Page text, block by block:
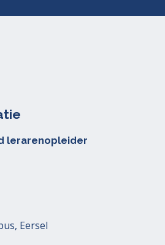
lerarenopleider
Eersel